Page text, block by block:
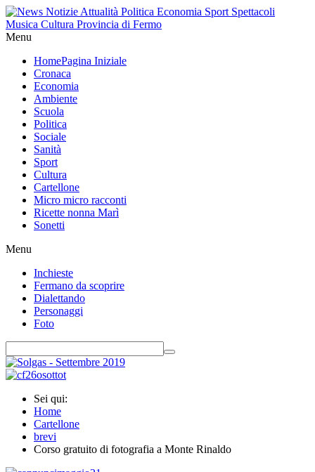
Menu
HomePagina Iniziale
Cronaca
Economia
Ambiente
Scuola
Politica
Sociale
Sanità
Sport
Cultura
Cartellone
Micro micro racconti
Ricette nonna Marì
Sonetti
Menu
Inchieste
Fermano da scoprire
Dialettando
Personaggi
Foto
Sei qui:
Home
Cartellone
brevi
Corso gratuito di fotografia a Monte Rinaldo